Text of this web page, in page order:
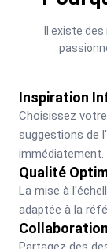
Il existe
Inspiration
Choisissez
suggestions de
immédiatement.
Qualité
La mise à
adaptée à la